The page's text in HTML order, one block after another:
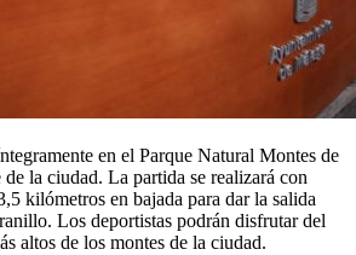
en el Parque Natural Montes de
la ciudad. La partida se realizará con
kilómetros en bajada para dar la salida
Los deportistas podrán disfrutar del
altos de los montes de la ciudad.